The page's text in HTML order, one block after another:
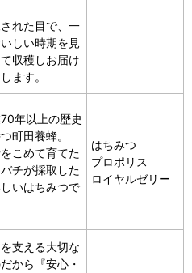
れた目で、一
しい時期を見
収穫しお届け
ます。
年以上の歴史
町田養蜂。
こめて育てた
バチが採取した
いはちみつで
はちみつ
プロポリス
ロイヤルゼリー
支える大切な
から『安心・